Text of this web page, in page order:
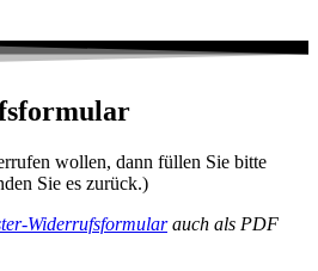
wollen, dann füllen Sie bitte
Sie es zurück.)
Widerrufsformularauch als PDF